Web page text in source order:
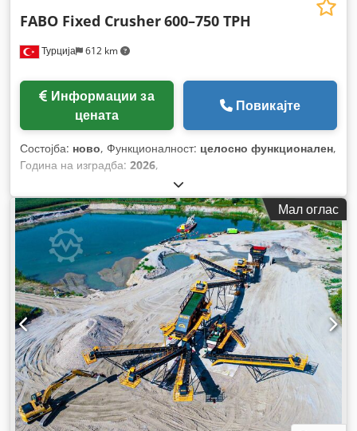
Турција 612 km
FABO Fixed Crusher600–750 TPH
цената
Повикајте
Состојба: ново, Функционалност: целосно функционален,
Година на изградба: 2026,
Мал оглас